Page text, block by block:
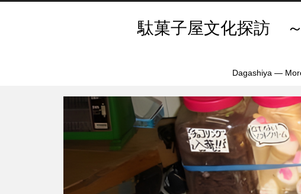
駄菓子屋文化探訪
Dagashiya —